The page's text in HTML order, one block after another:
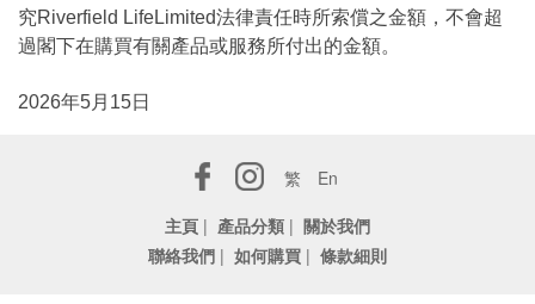
究Riverfield LifeLimited法律責任時所索償之金額，不會超
過閣下在購買有關產品或服務所付出的金額。
2026年5月15日
繁
En
主頁 | 產品分類 | 關於我們
聯絡我們 | 如何購買 | 條款細則